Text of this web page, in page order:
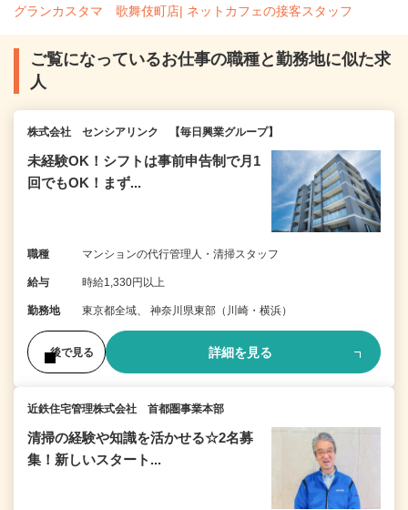
グランカスタマ 歌舞伎町店| ネットカフェの接客スタッフ
ご覧になっているお仕事の職種と勤務地に似た求
人
株式会社 センシアリンク 【毎日興業グループ】
未経験OK！シフトは事前申告制で月1
回でもOK！まず...
職種 マンションの代行管理人・清掃スタッフ
給与 時給1,330円以上
勤務地 東京都全域、 神奈川県東部（川崎・横浜）
後で見る 詳細を見る
近鉄住宅管理株式会社 首都圏事業本部
清掃の経験や知識を活かせる☆2名募
集！新しいスタート...